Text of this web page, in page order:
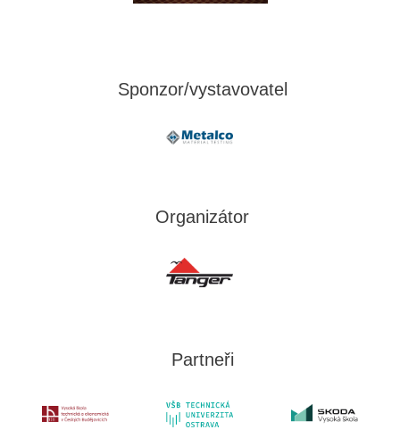
Sponzor/vystavovatel
Organizátor
Partneři